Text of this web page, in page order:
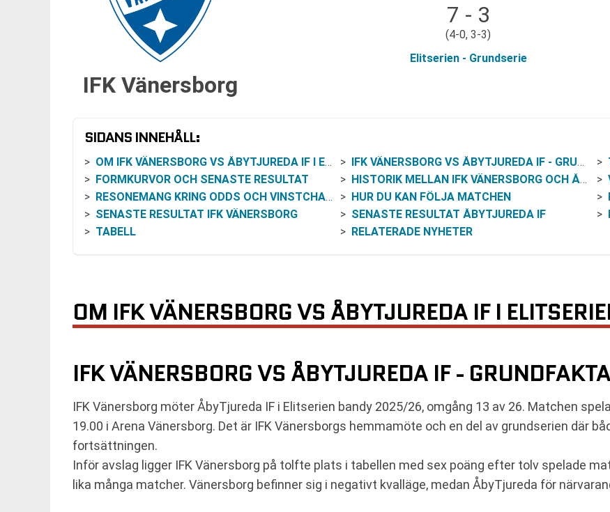
IFK Vänersborg
7 - 3
(4-0, 3-3)
Elitserien - Grundserie
SIDANS INNEHÅLL:
OM IFK VÄNERSBORG VS ÅBYTJUREDA IF I ELITSERIEN IFK VÄNERSBORG VS ÅBYTJUREDA IF - GRUNDFAKTA OM MATCHEN
FORMKURVOR OCH SENASTE RESULTAT
HISTORIK MELLAN IFK VÄNERSBORG OCH ÅBYTJUREDA IF
RESONEMANG KRING ODDS OCH VINSTCHANSER
HUR DU KAN FÖLJA MATCHEN
SENASTE RESULTAT IFK VÄNERSBORG
SENASTE RESULTAT ÅBYTJUREDA IF
TABELL
RELATERADE NYHETER
OM IFK VÄNERSBORG VS ÅBYTJUREDA IF I
IFK VÄNERSBORG VS ÅBYTJUREDA IF -
IFK Vänersborg möter ÅbyTjureda IF i Elitserien bandy 2025/26, omgång 13 av 26. Matchen
19.00 i Arena Vänersborg. Det är IFK Vänersborgs hemmamöte och en del av grundserien där
fortsättningen.
Inför avslag ligger IFK Vänersborg på tolfte plats i tabellen med sex poäng efter tolv spelade
lika många matcher. Vänersborg befinner sig i negativt kvalläge, medan ÅbyTjureda för